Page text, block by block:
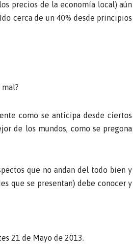
precios de la economía local) aún
cerca de un 40% desde principios
como se anticipa desde ciertos
de los mundos, como se pregona
que no andan del todo bien y
que se presentan) debe conocer y
21 de Mayo de 2013.